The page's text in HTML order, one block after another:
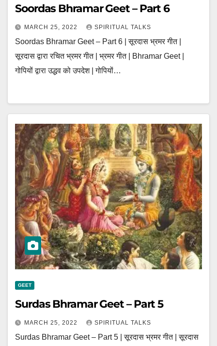
Soordas Bhramar Geet – Part 6
MARCH 25, 2022 SPIRITUAL TALKS
Soordas Bhramar Geet – Part 6 | सूरदास भ्रमर गीत |
सूरदास द्वारा रचित भ्रमर गीत | भ्रमर गीत | Bhramar Geet |
गोपियों द्वारा उद्धव को उपदेश | गोपियों…
GEET
Surdas Bhramar Geet – Part 5
MARCH 25, 2022 SPIRITUAL TALKS
Surdas Bhramar Geet – Part 5 | सूरदास भ्रमर गीत | सूरदास